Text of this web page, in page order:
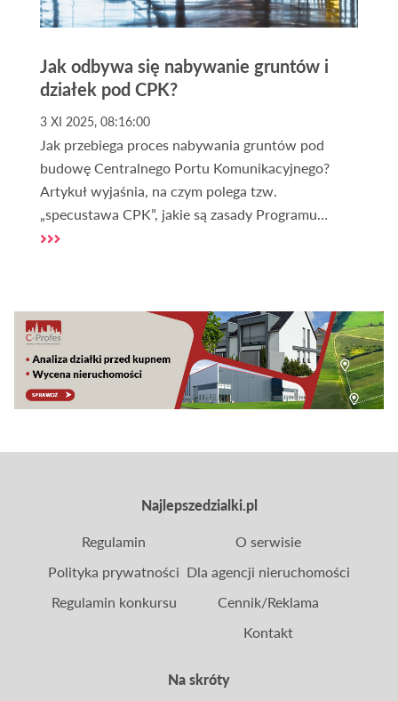
Jak odbywa się nabywanie gruntów i
działek pod CPK?
3 XI 2025, 08:16:00
Jak przebiega proces nabywania gruntów pod
budowę Centralnego Portu Komunikacyjnego?
Artykuł wyjaśnia, na czym polega tzw.
„specustawa CPK”, jakie są zasady Programu
Dobrowolnych Nabyć, kiedy stosuje się
największych inwestycji infrastrukturalnych w
Polsce.
Najlepszedzialki.pl
Na skróty
Regulamin
Polityka prywatności
Regulamin konkursu
O serwisie
Dla agencji nieruchomości
Cennik/Reklama
Kontakt